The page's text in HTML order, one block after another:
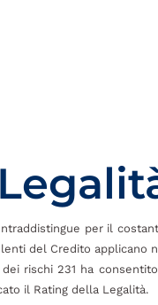
per il
del Credito applicano
rischi 231 ha
il Rating della Legalità.